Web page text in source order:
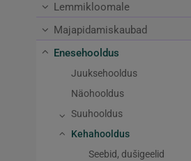
Lemmikloomale
Majapidamiskaubad
Enesehooldus
Juuksehooldus
Näohooldus
Suuhooldus
Kehahooldus
Seebid, dušigeelid